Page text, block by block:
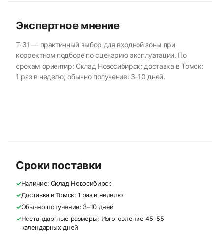
Экспертное мнение
T-31 — практичный выбор для входной зоны при
корректном подборе по сценарию эксплуатации. По
срокам ориентир: Склад Новосибирск; доставка в Томск:
1 раз в неделю; обычно получение: 3–10 дней.
Сроки поставки
✓Наличие: Склад Новосибирск
✓Доставка в Томск: 1 раз в неделю
✓Обычно получение: 3–10 дней
✓Нестандартные размеры: Изготовление 45–55
календарных дней